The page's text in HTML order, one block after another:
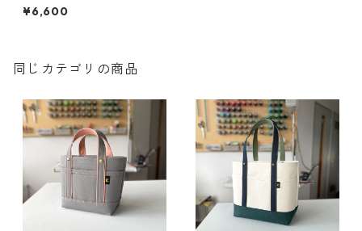
¥6,600
同じカテゴリの商品